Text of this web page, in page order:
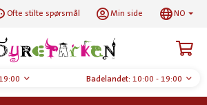
Badelandet: 10:00 - 19:00
Ofte stilte spørsmål Min side NO